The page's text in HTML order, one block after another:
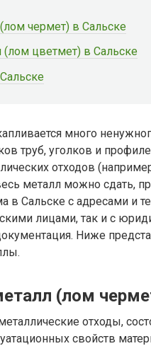
чермет) в Сальске
цветмет) в Сальске
много
труб, уголков и
отходов
металл можно сдать,
в Сальске с адресами и
лицами, так и с
Ниже
(лом
отходы,
свойств